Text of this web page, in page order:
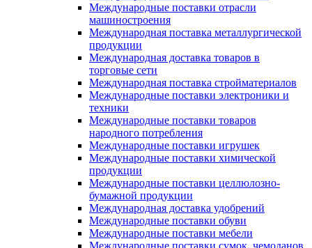
Международные поставки отрасли
машиностроения
Международная поставка металлургической
продукции
Международная доставка товаров в
торговые сети
Международная поставка стройматериалов
Международные поставки электроники и
техники
Международные поставки товаров
народного потребления
Международные поставки игрушек
Международные поставки химической
продукции
Международные поставки целлюлозно-
бумажной продукции
Международная доставка удобрений
Международные поставки обуви
Международные поставки мебели
Международные поставки сумок, чемоданов